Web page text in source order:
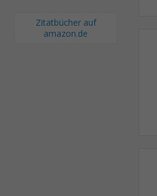
Zitatbücher auf
amazon.de